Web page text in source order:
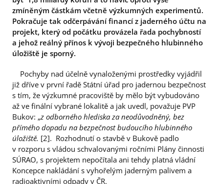
zmíněným částkám včetně výzkumných experimentů.
Pokračuje tak odčerpávání financí z jaderného účtu na
projekt, který od počátku provázela řada pochybností
a jehož reálný přínos k vývoji bezpečného hlubinného
úložiště je sporný.
Pochyby nad účelně vynaloženými prostředky vyjádřil
již dříve v první řadě Státní úřad pro jadernou bezpečnost
s tím, že výzkumné pracoviště by mělo být vybudováno
až ve finální vybrané lokalitě a jak uvedl, považuje PVP
Bukov: „z odborného hlediska za neodůvodněný, bez
přímého dopadu na bezpečnost budoucího hlubinného
úložiště. [2]. Rozhodnutí o stavbě v Bukově padlo
v rozporu s vládou schvalovanými ročními Plány činnosti
SÚRAO, s projektem nepočítala ani tehdy platná vládní
Koncepce nakládání s vyhořelým jaderným palivem a
radioaktivními odpady v ČR.